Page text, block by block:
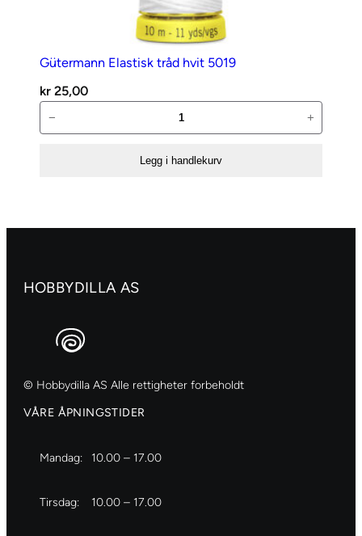
Gütermann Elastisk tråd hvit 5019
kr 25,00
Elastisk
− +
Legg i handlekurv
HOBBYDILLA AS
© Hobbydilla AS Alle rettigheter forbeholdt
VÅRE ÅPNINGSTIDER
Mandag: 10.00 – 17.00
Tirsdag: 10.00 – 17.00